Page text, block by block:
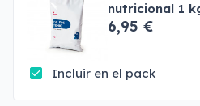
nutricional 1
6,95 €
Incluir en el pack